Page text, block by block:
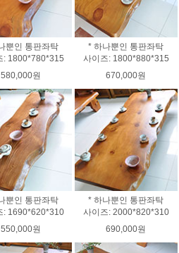
뿐인 통판좌탁
: 1800*780*315
580,000원
* 하나뿐인 통판좌탁
사이즈: 1800*880*315
670,000원
뿐인 통판좌탁
: 1690*620*310
550,000원
* 하나뿐인 통판좌탁
사이즈: 2000*820*310
690,000원